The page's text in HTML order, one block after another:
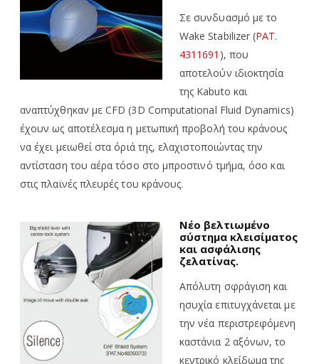
Σε συνδυασμό με το
Wake Stabilizer (PAT.
4311691 ), που
αποτελούν ιδιοκτησία
της Kabuto και
αναπτύχθηκαν με CFD (3D Computational Fluid Dynamics)
έχουν ως αποτέλεσμα η μετωπική προβολή του κράνους
να έχει μειωθεί στα όριά της, ελαχιστοποιώντας την
αντίσταση του αέρα τόσο στο μπροστινό τμήμα, όσο και
στις πλαϊνές πλευρές του κράνους.
Νέο βελτιωμένο
σύστημα κλεισίματος
και ασφάλισης
ζελατίνας.
Απόλυτη σφράγιση και
ησυχία επιτυγχάνεται με
την νέα περιστρεφόμενη
καστάνια 2 αξόνων, το
κεντρικό κλείδωμα της